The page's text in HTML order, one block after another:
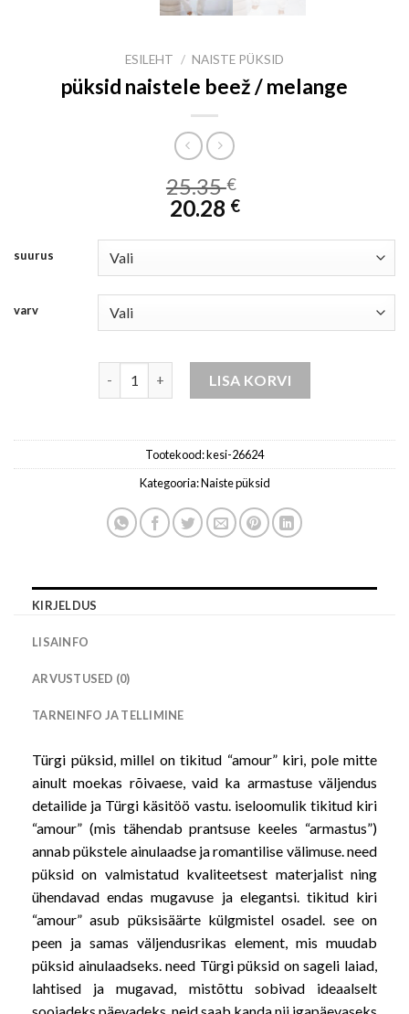
ESILEHT / NAISTE PÜKSID
püksid naistele beež / melange
25.35€
20.28 €
suurus
varv
LISA KORVI
Tootekood:kesi-26624
Kategooria:Naiste püksid
KIRJELDUS
LISAINFO
ARVUSTUSED (0)
TARNEINFO JA TELLIMINE
Türgi püksid, millel on tikitud “amour” kiri, pole mitte
ainult moekas rõivaese, vaid ka armastuse väljendus
detailide ja Türgi käsitöö vastu. iseloomulik tikitud kiri
“amour” (mis tähendab prantsuse keeles “armastus”)
annab pükstele ainulaadse ja romantilise välimuse. need
püksid on valmistatud kvaliteetsest materjalist ning
ühendavad endas mugavuse ja elegantsi. tikitud kiri
“amour” asub püksisäärte külgmistel osadel. see on
peen ja samas väljendusrikas element, mis muudab
püksid ainulaadseks. need Türgi püksid on sageli laiad,
lahtised ja mugavad, mistõttu sobivad ideaalselt
soojadeks päevadeks. neid saab kanda nii igapäevaseks